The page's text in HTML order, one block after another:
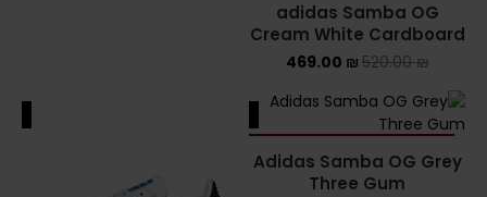
מחיר:460 ₪—
adidas Samba OG
Cream White Cardboard
520.00₪
469.00 ₪
Adidas Samba OG Grey
Three Gum